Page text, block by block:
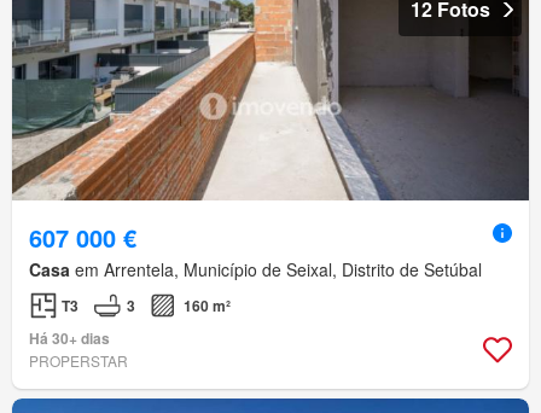
12 Fotos
607 000 €
Casa em Arrentela, Município de Seixal, Distrito de Setúbal
T3 3
160 m²
Há 30+ dias
PROPERSTAR